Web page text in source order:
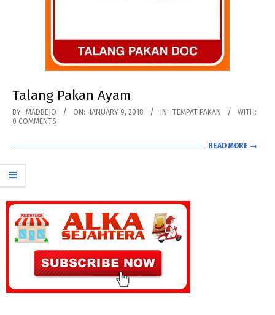
Talang Pakan Ayam
2018-
01-
BY: MADBEJO ON: JANUARY 9, 2018 IN: TEMPAT PAKAN
WITH:
0 COMMENTS
READ MORE →